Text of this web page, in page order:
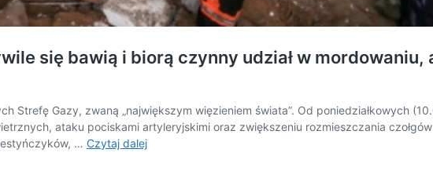
się bawią i biorą czynny udział w mordowaniu,
Strefę Gazy, zwaną „największym więzieniem świata”. Od poniedziałkowych
ataku pociskami artyleryjskimi oraz zwiększeniu rozmieszczania
… Czytaj dalejHolokaust